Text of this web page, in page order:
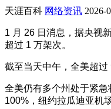
天涯百科 网络资讯 2026-
1 月 26 日消息，据央视
超过 1 万架次。
截至当天中午，全美超
全美仍有多个州处于紧
100%，纽约拉瓜迪亚机